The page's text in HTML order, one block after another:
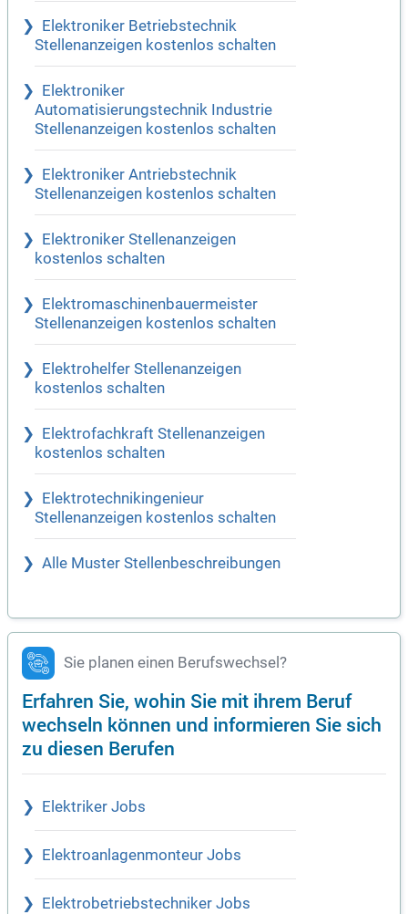
Elektroniker Betriebstechnik
Stellenanzeigen kostenlos schalten
Elektroniker
Automatisierungstechnik Industrie
Stellenanzeigen kostenlos schalten
Elektroniker Antriebstechnik
Stellenanzeigen kostenlos schalten
Elektroniker Stellenanzeigen
kostenlos schalten
Elektromaschinenbauermeister
Stellenanzeigen kostenlos schalten
Elektrohelfer Stellenanzeigen
kostenlos schalten
Elektrofachkraft Stellenanzeigen
kostenlos schalten
Elektrotechnikingenieur
Stellenanzeigen kostenlos schalten
Alle Muster Stellenbeschreibungen
Sie planen einen Berufswechsel?
Erfahren Sie, wohin Sie mit ihrem Beruf
wechseln können und informieren Sie sich
zu diesen Berufen
Elektriker Jobs
Elektroanlagenmonteur Jobs
Elektrobetriebstechniker Jobs